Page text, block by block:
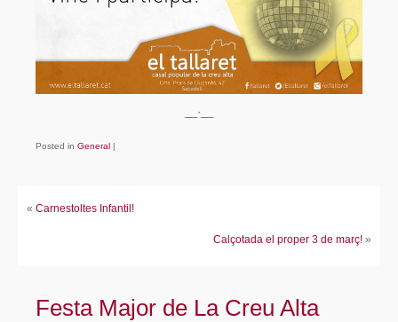
Contacte
__·__
Posted in General
« Carnestoltes Infantil!
Calçotada el proper 3 de març! »
Festa Major de La Creu Alta